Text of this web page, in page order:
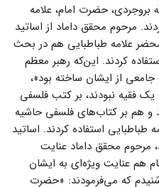
بروجردی، حضرت امام، علامه
مرحوم محقق داماد از اساتید
علامه طباطبایی هم در بحث
کردند. این‌که رهبر معظم
از ایشان ساخته بود»،
فقیه نبودند، بر کتب فلسفی
و هم بر کتاب‌های فلسفی حاشیه
طباطبایی استفاده کردند. اساتید
مرحوم محقق داماد عنایت
هم عنایت ویژه‌ای به ایشان
که می‌فرمودند: «حضرت